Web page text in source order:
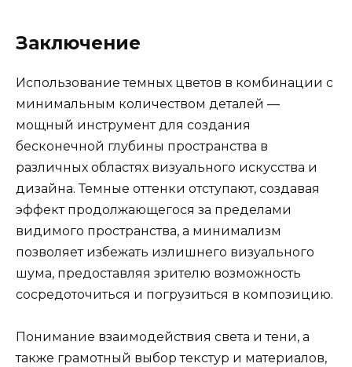
Заключение
Использование темных цветов в комбинации с
минимальным количеством деталей —
мощный инструмент для создания
бесконечной глубины пространства в
различных областях визуального искусства и
дизайна. Темные оттенки отступают, создавая
эффект продолжающегося за пределами
видимого пространства, а минимализм
позволяет избежать излишнего визуального
шума, предоставляя зрителю возможность
сосредоточиться и погрузиться в композицию.
Понимание взаимодействия света и тени, а
также грамотный выбор текстур и материалов,